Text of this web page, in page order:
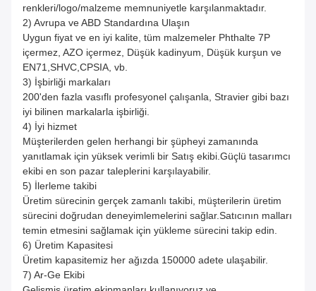
renkleri/logo/malzeme memnuniyetle karşılanmaktadır.
2) Avrupa ve ABD Standardına Ulaşın
Uygun fiyat ve en iyi kalite, tüm malzemeler Phthalte 7P
içermez, AZO içermez, Düşük kadinyum, Düşük kurşun ve
EN71,SHVC,CPSIA, vb.
3) İşbirliği markaları
200'den fazla vasıflı profesyonel çalışanla, Stravier gibi bazı
iyi bilinen markalarla işbirliği.
4) İyi hizmet
Müşterilerden gelen herhangi bir şüpheyi zamanında
yanıtlamak için yüksek verimli bir Satış ekibi.Güçlü tasarımcı
ekibi en son pazar taleplerini karşılayabilir.
5) İlerleme takibi
Üretim sürecinin gerçek zamanlı takibi, müşterilerin üretim
sürecini doğrudan deneyimlemelerini sağlar.Satıcının malları
temin etmesini sağlamak için yükleme sürecini takip edin.
6) Üretim Kapasitesi
Üretim kapasitemiz her ağızda 150000 adete ulaşabilir.
7) Ar-Ge Ekibi